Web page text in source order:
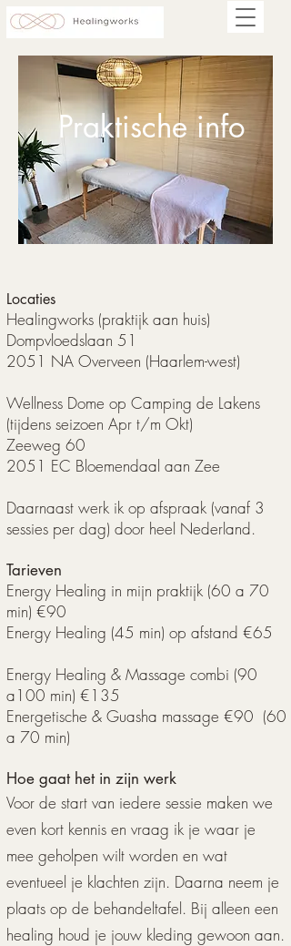
Praktische info
Locaties
Healingworks (praktijk aan huis)
Dompvloedslaan 51
2051 NA Overveen (Haarlem-west)
Wellness Dome op Camping de Lakens
(tijdens seizoen Apr t/m Okt)
Zeeweg 60
2051 EC Bloemendaal aan Zee
Daarnaast werk ik op afspraak (vanaf 3
sessies per dag) door heel Nederland.
Tarieven
Energy Healing in mijn praktijk (60 a 70
min) €90
Energy Healing (45 min) op afstand €65
Energy Healing & Massage combi (90
a100 min) €135
Energetische & Guasha massage €90 (60
a 70 min)
Hoe gaat het in zijn werk
Voor de start van iedere sessie maken we
even kort kennis en vraag ik je waar je
mee geholpen wilt worden en wat
eventueel je klachten zijn. Daarna neem je
plaats op de behandeltafel. Bij alleen een
healing houd je jouw kleding gewoon aan.